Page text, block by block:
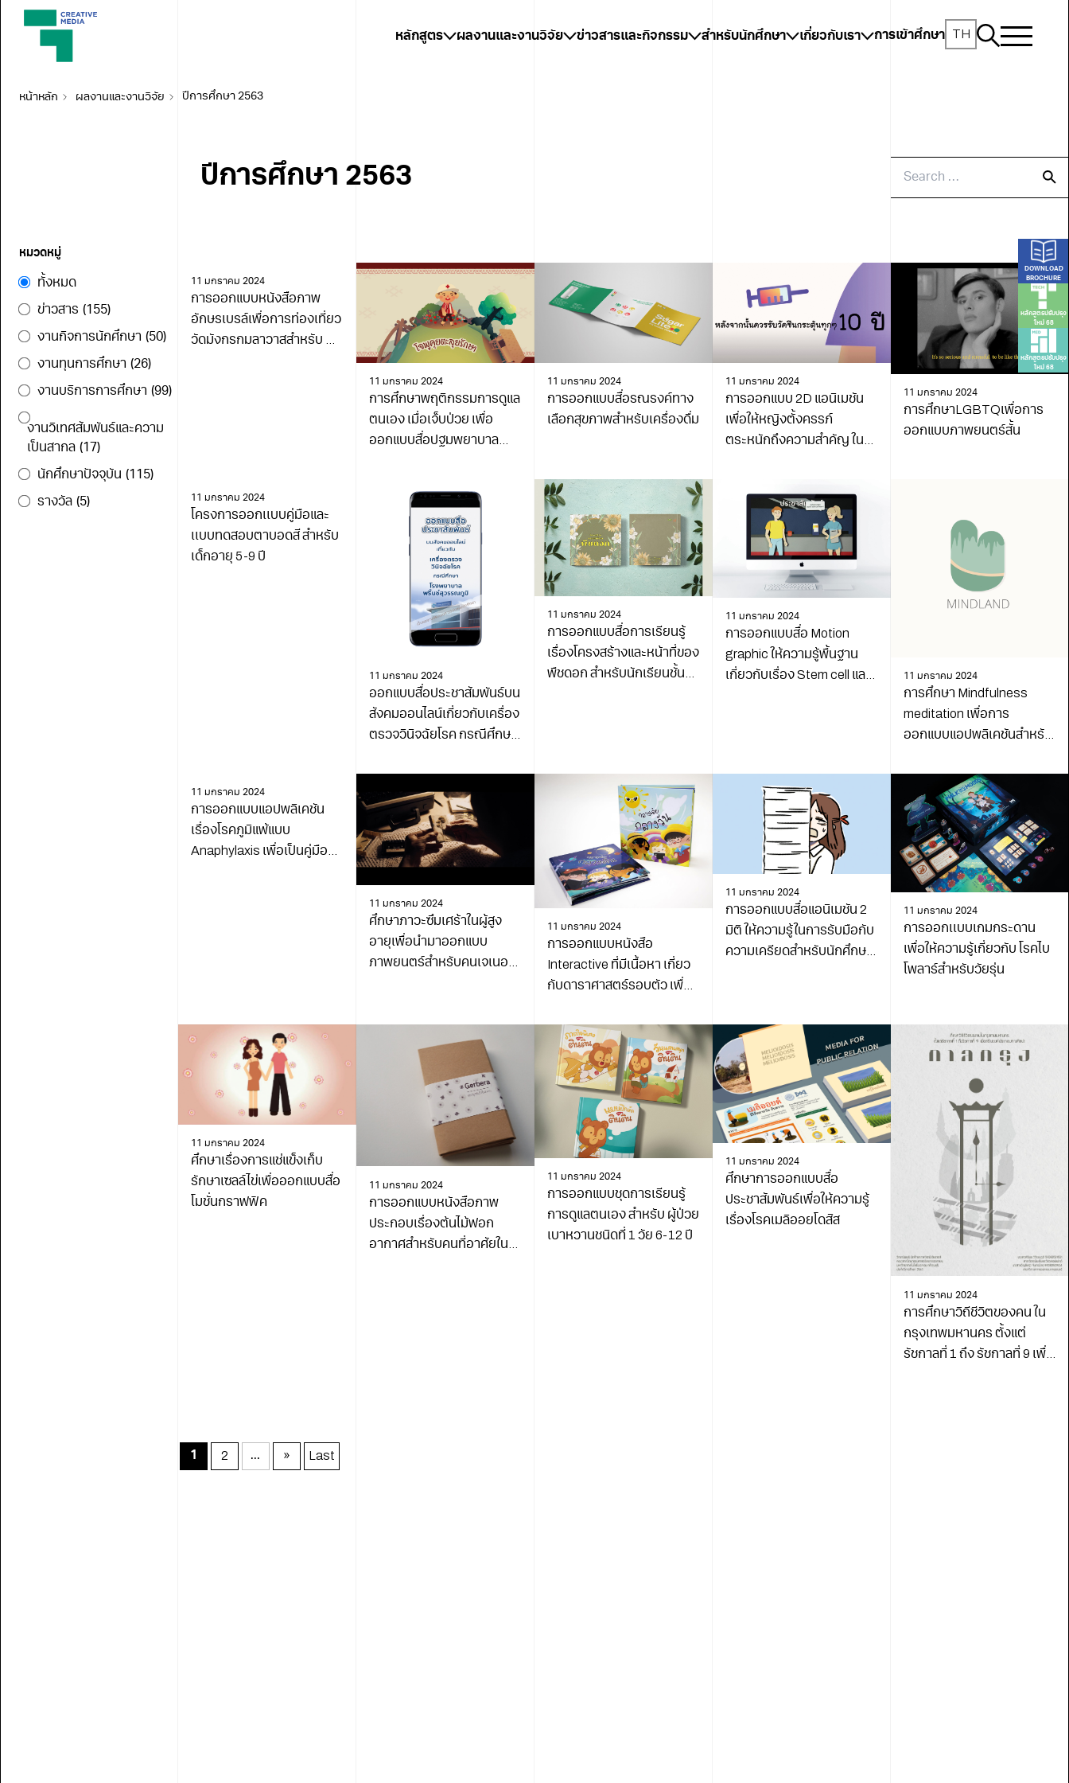
หลักสูตร ผลงานและงานวิจัย ข่าวสารและกิจกรรม สำหรับนักศึกษา เกี่ยวกับเรา การเข้าศึกษา TH
DOWNLOAD
BROCHURE
หลักสูตรปรับปรุง
ใหม่ 68
หลักสูตรปรับปรุง
ใหม่ 68
หน้าหลัก ผลงานและงานวิจัย ปีการศึกษา 2563
หมวดหมู่
ทั้งหมด
ข่าวสาร (155)
งานกิจการนักศึกษา (50)
งานทุนการศึกษา (26)
งานบริการการศึกษา (99)
งานวิเทศสัมพันธ์และความ
เป็นสากล (17)
นักศึกษาปัจจุบัน (115)
รางวัล (5)
ปีการศึกษา 2563
11 มกราคม 2024
การออกแบบหนังสือภาพ
อักษรเบรล์เพื่อการท่องเที่ยว
วัดมังกรกมลาวาสสำหรับ ผู้
11 มกราคม 2024
การศึกษาพฤติกรรมการดูแล
ตนเอง เมื่อเจ็บป่วย เพื่อ
ออกแบบสื่อปฐมพยาบาล
สำหรับชนเผ่าปกาเกอะญอ
อำเภออมก๋อย จังหวัด
เชียงใหม่
11 มกราคม 2024
การออกแบบสื่อรณรงค์ทาง
เลือกสุขภาพสำหรับเครื่องดื่ม
11 มกราคม 2024
การออกแบบ 2D แอนิเมชัน
เพื่อให้หญิงตั้งครรภ์
ตระหนักถึงความสำคัญ ใน
11 มกราคม 2024
การศึกษาLGBTQเพื่อการ
ออกแบบภาพยนตร์สั้น
11 มกราคม 2024
โครงการออกเเบบคู่มือและ
เเบบทดสอบตาบอดสี สำหรับ
เด็กอายุ 5-9 ปี
11 มกราคม 2024
ออกแบบสื่อประชาสัมพันธ์บน
สังคมออนไลน์เกี่ยวกับเครื่อง
ตรวจวินิจฉัยโรค กรณีศึกษา:
สุวรรณภูมิ
11 มกราคม 2024
การออกแบบสื่อการเรียนรู้
เรื่องโครงสร้างและหน้าที่ของ
พืชดอก สําหรับนักเรียนชั้น
11 มกราคม 2024
การออกแบบสื่อ Motion
graphic ให้ความรู้พื้นฐาน
เกี่ยวกับเรื่อง Stem cell และ
11 มกราคม 2024
การศึกษา Mindfulness
meditation เพื่อการ
ออกแบบแอปพลิเคชันสำหรับ
11 มกราคม 2024
การออกแบบแอปพลิเคชัน
เรื่องโรคภูมิแพ้แบบ
Anaphylaxis เพื่อเป็นคู่มือ
11 มกราคม 2024
ศึกษาภาวะซึมเศร้าในผู้สูง
อายุเพื่อนำมาออกแบบ
ภาพยนตร์สำหรับคนเจเนอ
11 มกราคม 2024
การออกแบบหนังสือ
Interactive ที่มีเนื้อหา เกี่ยว
กับดาราศาสตร์รอบตัว เพื่อ
ประถมศึกษาตอนต้น
11 มกราคม 2024
การออกแบบสื่อแอนิเมชัน 2
มิติ ให้ความรู้ในการรับมือกับ
ความเครียดสำหรับนักศึกษา
11 มกราคม 2024
การออกเเบบเกมกระดาน
เพื่อให้ความรู้เกี่ยวกับ โรคไบ
โพลาร์สำหรับวัยรุ่น
11 มกราคม 2024
ศึกษาเรื่องการแช่แข็งเก็บ
รักษาเซลล์ไข่เพื่อออกแบบสื่อ
โมชั่นกราฟฟิค
11 มกราคม 2024
การออกแบบหนังสือภาพ
ประกอบเรื่องต้นไม้ฟอก
อากาศสำหรับคนที่อาศัยใน
11 มกราคม 2024
การออกแบบชุดการเรียนรู้
การดูแลตนเอง สำหรับ ผู้ป่วย
เบาหวานชนิดที่ 1 วัย 6-12 ปี
11 มกราคม 2024
ศึกษาการออกแบบสื่อ
ประชาสัมพันธ์เพื่อให้ความรู้
เรื่องโรคเมลิออยโดสิส
11 มกราคม 2024
การศึกษาวิถีชีวิตของคน ใน
กรุงเทพมหานคร ตั้งแต่
รัชกาลที่ 1 ถึง รัชกาลที่ 9 เพื่อ
1 2 ... » Last